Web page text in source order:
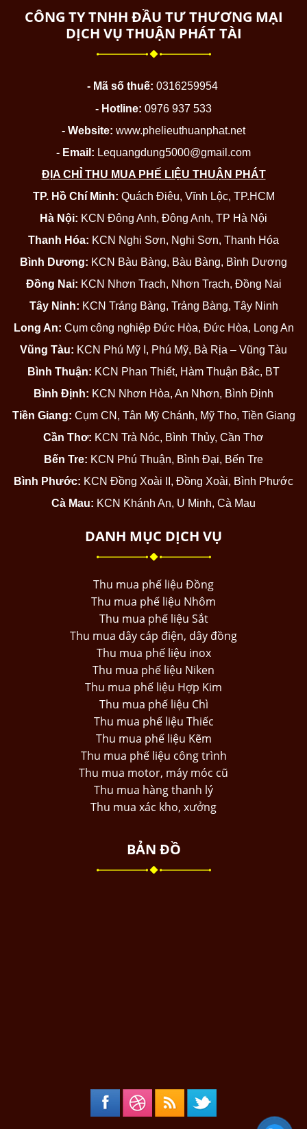
CÔNG TY TNHH ĐẦU TƯ THƯƠNG MẠI
DỊCH VỤ THUẬN PHÁT TÀI
- Mã số thuế: 0316259954
- Hotline: 0976 937 533
- Website: www.phelieuthuanphat.net
- Email: Lequangdung5000@gmail.com
ĐỊA CHỈ THU MUA PHẾ LIỆU THUẬN PHÁT
TP. Hồ Chí Minh: Quách Điêu, Vĩnh Lộc, TP.HCM
Hà Nội: KCN Đông Anh, Đông Anh, TP Hà Nội
Thanh Hóa: KCN Nghi Sơn, Nghi Sơn, Thanh Hóa
Bình Dương: KCN Bàu Bàng, Bàu Bàng, Bình Dương
Đồng Nai: KCN Nhơn Trạch, Nhơn Trạch, Đồng Nai
Tây Ninh: KCN Trảng Bàng, Trảng Bàng, Tây Ninh
Long An: Cụm công nghiệp Đức Hòa, Đức Hòa, Long An
Vũng Tàu: KCN Phú Mỹ I, Phú Mỹ, Bà Rịa – Vũng Tàu
Bình Thuận: KCN Phan Thiết, Hàm Thuận Bắc, BT
Bình Định: KCN Nhơn Hòa, An Nhơn, Bình Định
Tiền Giang: Cụm CN, Tân Mỹ Chánh, Mỹ Tho, Tiền Giang
Cần Thơ: KCN Trà Nóc, Bình Thủy, Cần Thơ
Bến Tre: KCN Phú Thuận, Bình Đại, Bến Tre
Bình Phước: KCN Đồng Xoài II, Đồng Xoài, Bình Phước
Cà Mau: KCN Khánh An, U Minh, Cà Mau
DANH MỤC DỊCH VỤ
Thu mua phế liệu Đồng
Thu mua phế liệu Nhôm
Thu mua phế liệu Sắt
Thu mua dây cáp điện, dây đồng
Thu mua phế liệu inox
Thu mua phế liệu Niken
Thu mua phế liệu Hợp Kim
Thu mua phế liệu Chì
Thu mua phế liệu Thiếc
Thu mua phế liệu Kẽm
Thu mua phế liệu công trình
Thu mua motor, máy móc cũ
Thu mua hàng thanh lý
Thu mua xác kho, xưởng
BẢN ĐỒ